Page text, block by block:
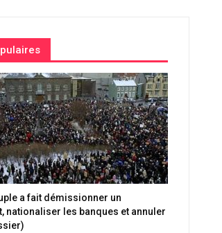
a fait démissionner un
nationaliser les banques et annuler